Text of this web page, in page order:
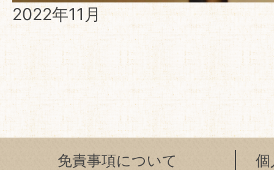
2022年11月
免責事項について
個